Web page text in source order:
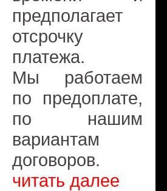
предполагает
отсрочку
платежа.
Мы работаем
по предоплате,
по нашим
вариантам
договоров.
читать далее